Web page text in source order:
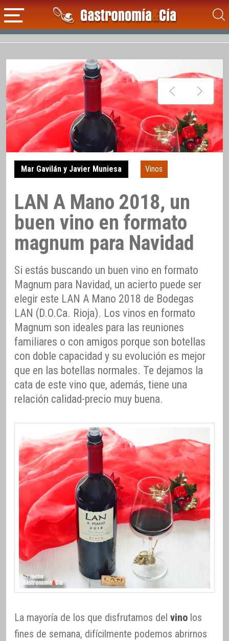
Mar Gavilán y Javier Muniesa Vinos
LAN A Mano 2018, un
buen vino en formato
magnum para Navidad
Si estás buscando un buen vino en formato
Magnum para Navidad, un acierto puede ser
elegir este LAN A Mano 2018 de Bodegas
LAN (D.O.Ca. Rioja). Los vinos en formato
Magnum son ideales para las reuniones
familiares o con amigos porque son botellas
con doble capacidad y su evolución es mejor
que en las botellas normales. Te dejamos la
cata de este vino que, además, tiene una
relación calidad-precio muy buena.
La mayoría de los que disfrutamos del vino los
fines de semana, difícilmente podemos abrirnos